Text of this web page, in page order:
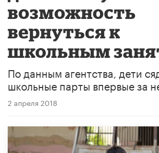
возможность
вернуться к
школьным
По данным агентства, дети
школьные парты впервые за
2 апреля 2018